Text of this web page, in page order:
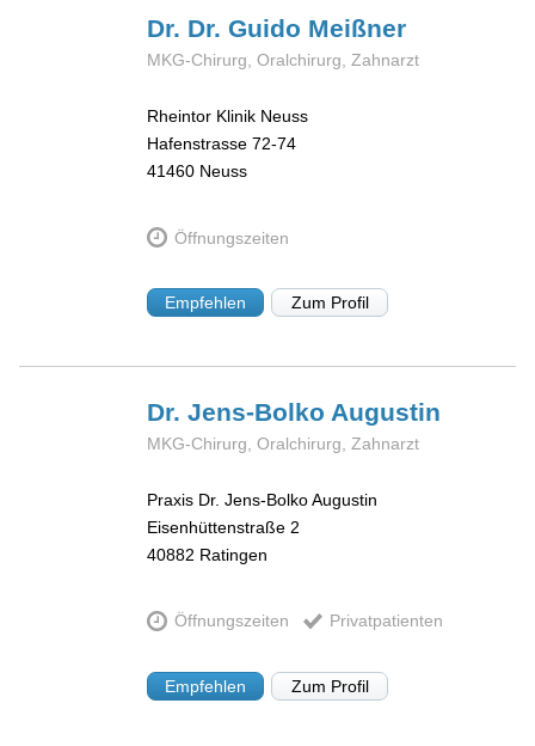
Dr. Dr. Guido Meißner
MKG-Chirurg, Oralchirurg, Zahnarzt
Rheintor Klinik Neuss
Hafenstrasse 72-74
41460 Neuss
Öffnungszeiten
Empfehlen Zum Profil
Dr. Jens-Bolko Augustin
MKG-Chirurg, Oralchirurg, Zahnarzt
Praxis Dr. Jens-Bolko Augustin
Eisenhüttenstraße 2
40882 Ratingen
Öffnungszeiten Privatpatienten
Empfehlen Zum Profil